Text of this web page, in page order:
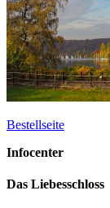
Bestellseite
Infocenter
Das Liebesschloss